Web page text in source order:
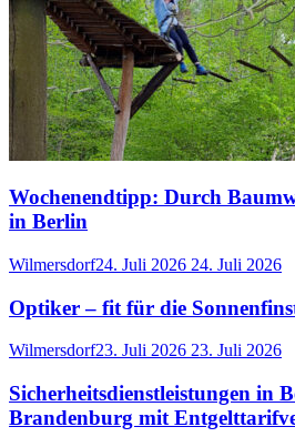
Wochenendtipp: Durch
in Berlin
Wilmersdorf24. Juli 2026 24. Juli 2026
Optiker – fit für die
Wilmersdorf23. Juli 2026 23. Juli 2026
Sicherheitsdienstleistungen in
Brandenburg mit